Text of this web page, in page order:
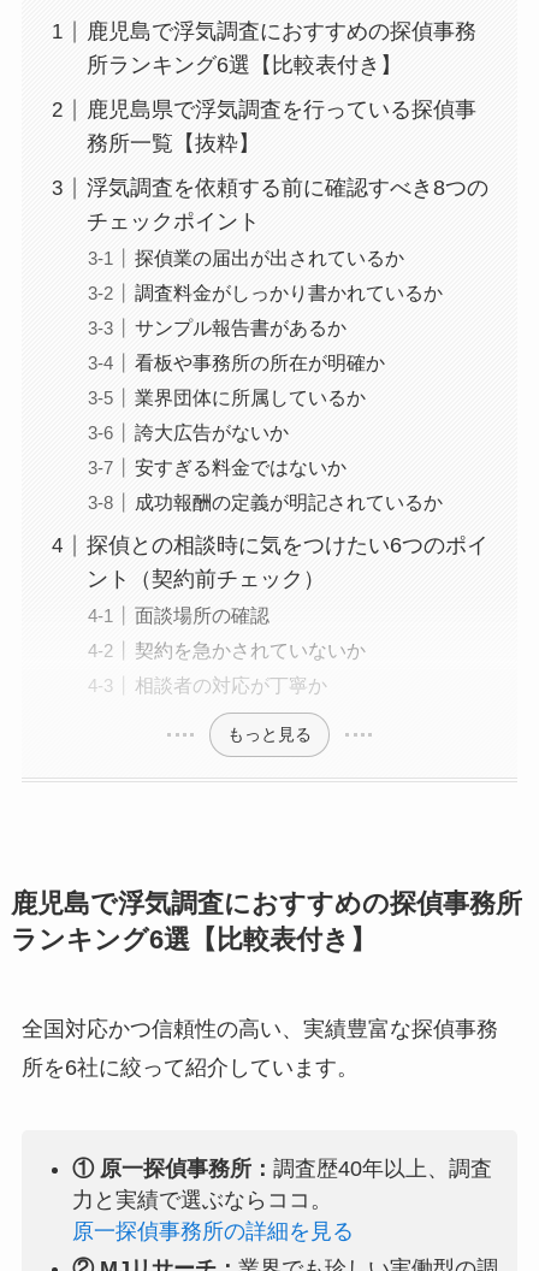
鹿児島で浮気調査におすすめの探偵事務
所ランキング6選【比較表付き】
鹿児島県で浮気調査を行っている探偵事
務所一覧【抜粋】
浮気調査を依頼する前に確認すべき8つの
チェックポイント
探偵業の届出が出されているか
調査料金がしっかり書かれているか
サンプル報告書があるか
看板や事務所の所在が明確か
業界団体に所属しているか
誇大広告がないか
安すぎる料金ではないか
成功報酬の定義が明記されているか
探偵との相談時に気をつけたい6つのポイ
ント（契約前チェック）
面談場所の確認
契約を急かされていないか
相談者の対応が丁寧か
もっと見る
鹿児島で浮気調査におすすめの探偵事務所
ランキング6選【比較表付き】
全国対応かつ信頼性の高い、実績豊富な探偵事務
所を6社に絞って紹介しています。
① 原一探偵事務所： 調査歴40年以上、調査
力と実績で選ぶならココ。
原一探偵事務所の詳細を見る